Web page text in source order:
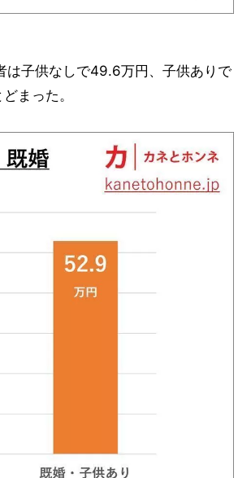
は子供なしで49.6万円、子供ありで
まった。